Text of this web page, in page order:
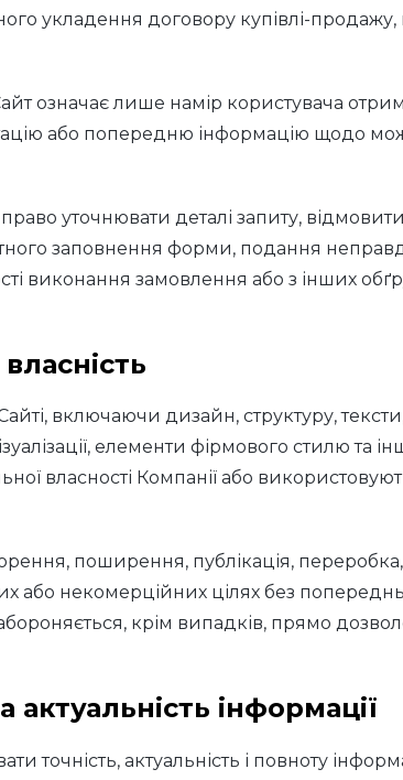
укладення договору купівлі-
означає лише намір користувача
або попередню інформацію щодо
уточнювати деталі запиту,
заповнення форми, подання
виконання замовлення або з інших
включаючи дизайн, структуру,
елементи фірмового стилю та
власності Компанії або
поширення, публікація, переробка,
або некомерційних цілях без
крім випадків, прямо
актуальність інформації
точність, актуальність і повноту